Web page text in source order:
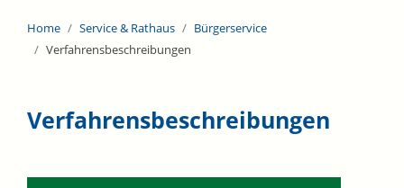
Home Service & Rathaus
Bürgerservice
Verfahrensbeschreibungen
Verfahrensbeschreibungen